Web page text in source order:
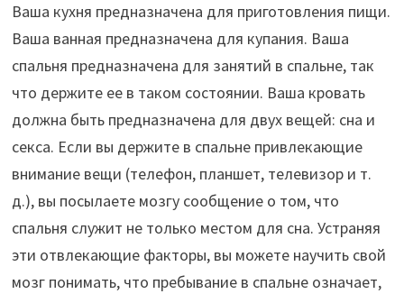
Ваша кухня предназначена для приготовления пищи.
Ваша ванная предназначена для купания. Ваша
спальня предназначена для занятий в спальне, так
что держите ее в таком состоянии. Ваша кровать
должна быть предназначена для двух вещей: сна и
секса. Если вы держите в спальне привлекающие
внимание вещи (телефон, планшет, телевизор и т.
д.), вы посылаете мозгу сообщение о том, что
спальня служит не только местом для сна. Устраняя
эти отвлекающие факторы, вы можете научить свой
мозг понимать, что пребывание в спальне означает,